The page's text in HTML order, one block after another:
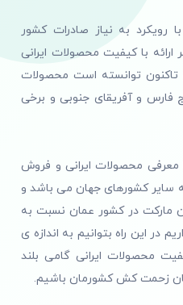
رویکرد به نیاز صادرات کشور
ارائه با کیفیت محصولات ایرانی
است و تاکنون توانسته است محصولات
فارس و آفریقای جنوبی و برخی
محصولات ایرانی و فروش
سایر کشورهای جهان می باشد و
مارکت در کشور عمان نسبت به
در این راه بتوانیم به اندازه ی
محصولات ایرانی گامی بلند
زحمت کش کشورمان باشیم.